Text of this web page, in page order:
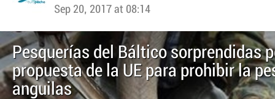
Sep 20, 2017 at 08:14
Pesquerías del Báltico sorprendidas
propuesta de la UE para prohibir la
anguilas